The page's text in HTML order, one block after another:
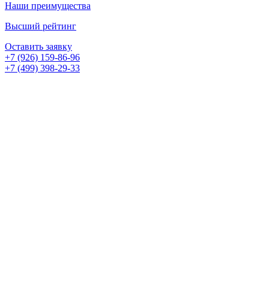
Наши преимущества
Высший рейтинг
Оставить заявку
+7 (926) 159-86-96
+7 (499) 398-29-33